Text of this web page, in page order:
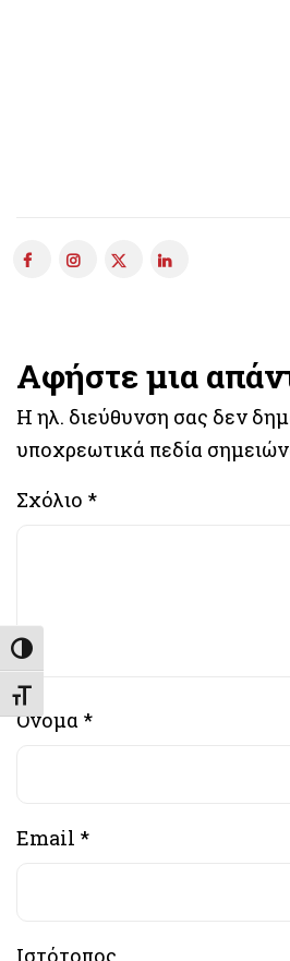
Εναλλαγή Υψηλής Αντίθεσης
Εναλλαγή Μεγέθους Γραμμάτων
Αφήστε μια
Η ηλ. διεύθυνση σας δεν
υποχρεωτικά πεδία
Σχόλιο *
Όνομα *
Email *
Ιστότοπος